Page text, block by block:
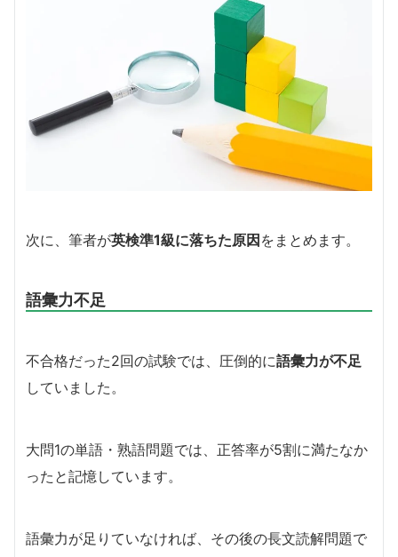
次に、筆者が英検準1級に落ちた原因をまとめます。
語彙力不足
不合格だった2回の試験では、圧倒的に語彙力が不足
していました。
大問1の単語・熟語問題では、正答率が5割に満たなか
ったと記憶しています。
語彙力が足りていなければ、その後の長文読解問題で